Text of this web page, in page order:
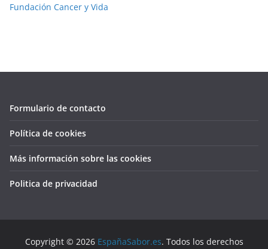
Fundación Cancer y Vida
Formulario de contacto
Política de cookies
Más información sobre las cookies
Politica de privacidad
Copyright © 2026 EspañaSabor.es. Todos los derechos